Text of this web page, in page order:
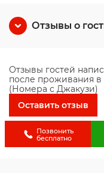
Отзывы о
Отзывы гостей
после проживания в
(Номера с Джакузи)
Оставить отзыв
Позвонить
бесплатно